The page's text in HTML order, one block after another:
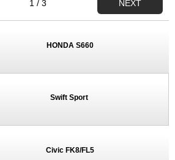
1 / 3 NEXT
HONDA S660
Swift Sport
Civic FK8/FL5